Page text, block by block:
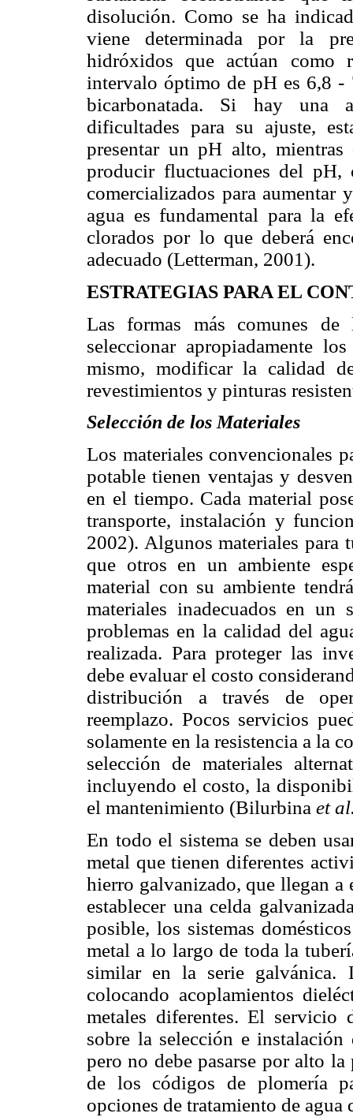
disolución. Como se ha
viene determinada por la
hidróxidos que actúan como
intervalo óptimo de pH es 6,8 -
bicarbonatada. Si hay una
dificultades para su ajuste,
presentar un pH alto,
producir fluctuaciones del
comercializados para
agua es fundamental para la
clorados por lo que deberá
adecuado (Letterman, 2001).
ESTRATEGIAS PARA EL
Las formas más comunes
seleccionar apropiadamente
mismo, modificar la calidad
revestimientos y pinturas
Selección de los Materiales
Los materiales convencionales
potable tienen ventajas y
en el tiempo. Cada material
transporte, instalación y
2002). Algunos materiales para
que otros en un ambiente
material con su ambiente
materiales inadecuados en un
problemas en la calidad del
realizada. Para proteger las
debe evaluar el costo
distribución a través de
reemplazo. Pocos servicios
solamente en la resistencia a la
selección de materiales
incluyendo el costo, la
el mantenimiento (Bilurbina et
En todo el sistema se deben
metal que tienen diferentes
hierro galvanizado, que llegan a
establecer una celda
posible, los sistemas
metal a lo largo de toda la
similar en la serie galvánica.
colocando acoplamientos
metales diferentes. El
sobre la selección e
pero no debe pasarse por alto la
de los códigos de plomería
opciones de tratamiento de